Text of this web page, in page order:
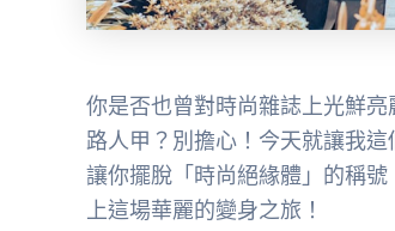
你是否也曾對時尚雜誌上光鮮
路人甲？別擔心！今天就讓我
讓你擺脫「時尚絕緣體」的稱
上這場華麗的變身之旅！